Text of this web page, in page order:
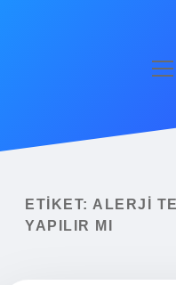
Yasal Uyarı
ETIKET: ALERJI
YAPILIR MI